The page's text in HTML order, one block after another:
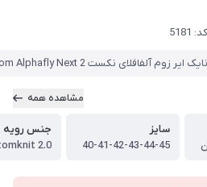
نایک ایر زوم آلفافلای نکست 2 Nike Air Zoom Alphafly Next
مشاهده همه
سایز
40-41-42-43-44-45
جنس رویه